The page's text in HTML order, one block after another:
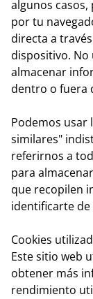
algunos
por tu
directa a
dispositivo. No
almacenar
dentro o fuera
Podemos usar
similares"
referirnos a
para
que recopilen
identificarte
Cookies
Este sitio web
obtener más
rendimiento